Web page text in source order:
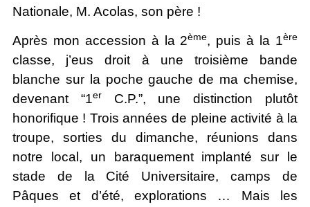
Nationale, M. Acolas, son père !
Après mon accession à la 2ème, puis à la 1ère
classe, j’eus droit à une troisième bande
blanche sur la poche gauche de ma chemise,
devenant “1erC.P.”, une distinction plutôt
honorifique ! Trois années de pleine activité à la
troupe, sorties du dimanche, réunions dans
notre local, un baraquement implanté sur le
stade de la Cité Universitaire, camps de
Pâques et d’été, explorations … Mais les